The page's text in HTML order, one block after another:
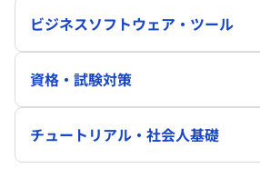
ビジネスソフトウェア・ツール
資格・試験対策
チュートリアル・社会人基礎